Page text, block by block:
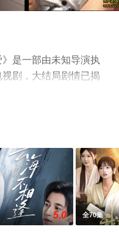
是一部由未知导演执
剧，大结局剧情已揭
删减完整版电视剧全
5.0 全70集